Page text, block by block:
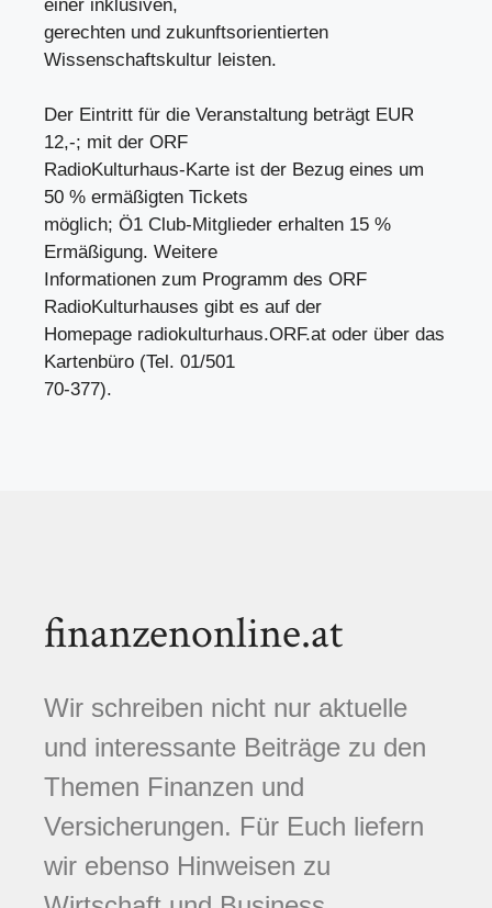
einer inklusiven,
gerechten und zukunftsorientierten
Wissenschaftskultur leisten.
Der Eintritt für die Veranstaltung beträgt EUR
12,-; mit der ORF
RadioKulturhaus-Karte ist der Bezug eines um
50 % ermäßigten Tickets
möglich; Ö1 Club-Mitglieder erhalten 15 %
Ermäßigung. Weitere
Informationen zum Programm des ORF
RadioKulturhauses gibt es auf der
Homepage radiokulturhaus.ORF.at oder über das
Kartenbüro (Tel. 01/501
70-377).
finanzenonline.at
Wir schreiben nicht nur aktuelle
und interessante Beiträge zu den
Themen Finanzen und
Versicherungen. Für Euch liefern
wir ebenso Hinweisen zu